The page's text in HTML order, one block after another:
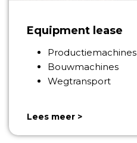
Equipment lease
Productiemachines
Bouwmachines
Wegtransport
Lees meer >